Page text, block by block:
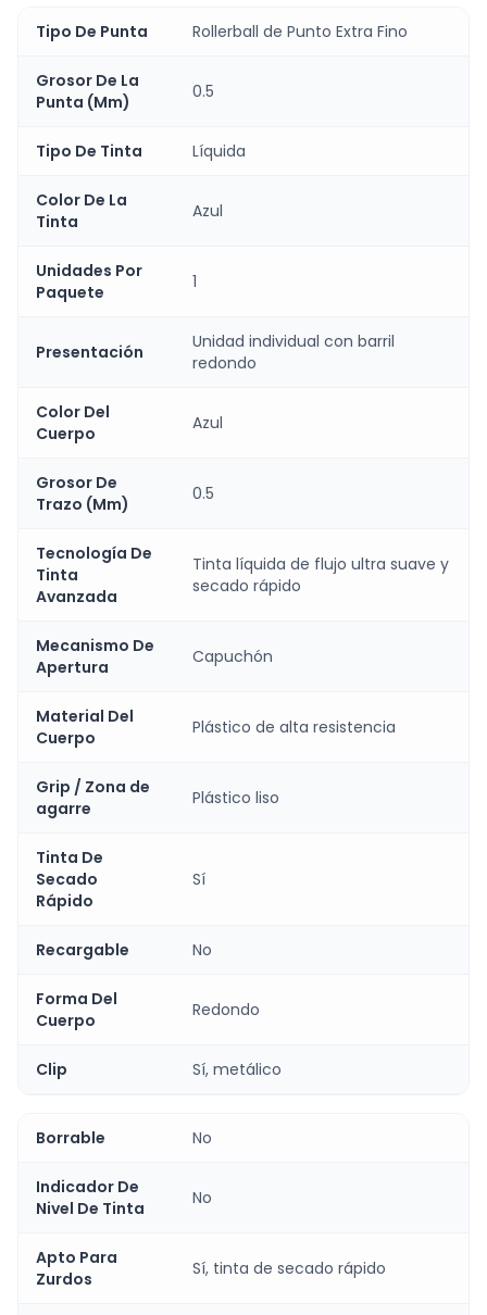
Tipo De Punta Rollerball de Punto Extra Fino
Grosor De La
Punta (Mm)
0.5
Tipo De Tinta Líquida
Color De La
Tinta
Azul
Unidades Por
Paquete
1
Presentación
Unidad individual con barril
redondo
Color Del
Cuerpo
Azul
Grosor De
Trazo (Mm)
0.5
Tecnología De
Tinta
Avanzada
Tinta líquida de flujo ultra suave y
secado rápido
Mecanismo De
Apertura
Capuchón
Material Del
Cuerpo
Plástico de alta resistencia
Grip / Zona de
agarre
Plástico liso
Tinta De
Secado
Rápido
Sí
Recargable No
Forma Del
Cuerpo
Redondo
Clip Sí, metálico
Borrable No
Indicador De
Nivel De Tinta
No
Apto Para
Zurdos
Sí, tinta de secado rápido